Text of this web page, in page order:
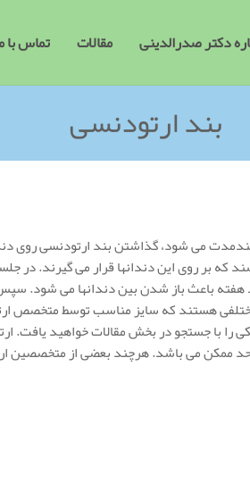
دکتر صدرالدینی مقالات تماس با
بند ارتودنسی
می شود، گذاشتن بند ارتودنسی روی
بر روی این دندانها قرار می گیرند. در
هفته باعث باز شدن بین دندانها می شود.
مختلفی هستند که سایز مناسب توسط متخصص
را با جستجو در بخش مقالات خواهید یافت.
حد ممکن می باشد. هرچند بعضی از متخصصین